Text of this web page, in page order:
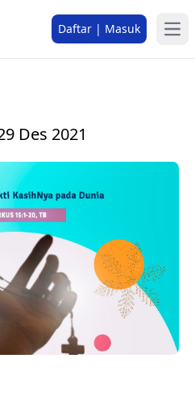
Daftar | Masuk
Des 2021